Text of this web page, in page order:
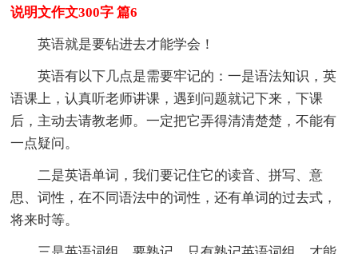
说明文作文300字 篇6
英语就是要钻进去才能学会！
英语有以下几点是需要牢记的：一是语法知识，英
语课上，认真听老师讲课，遇到问题就记下来，下课
后，主动去请教老师。一定把它弄得清清楚楚，不能有
一点疑问。
二是英语单词，我们要记住它的读音、拼写、意
思、词性，在不同语法中的词性，还有单词的过去式，
将来时等。